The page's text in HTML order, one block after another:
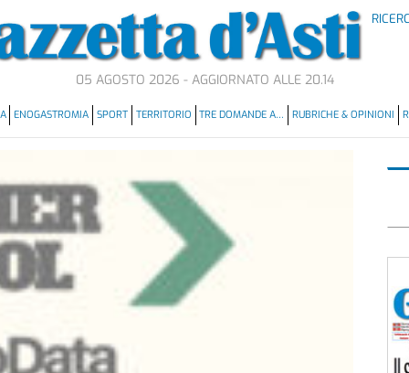
05 AGOSTO 2026 - AGGIORNATO ALLE 20.14
ENOGASTROMIA SPORT TERRITORIO TRE DOMANDE A… RUBRICHE & OPINIONI